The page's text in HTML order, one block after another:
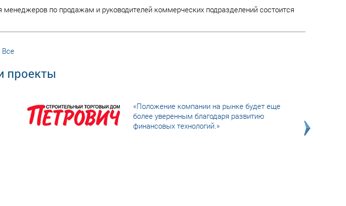
менеджеров по продажам и руководителей коммерческих подразделений состоится
Все
проекты
«Положение компании на рынке будет еще
более уверенным благодаря развитию
финансовых технологий.»